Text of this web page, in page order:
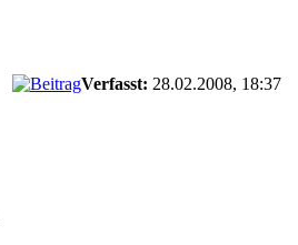
Verfasst: 28.02.2008, 18:37